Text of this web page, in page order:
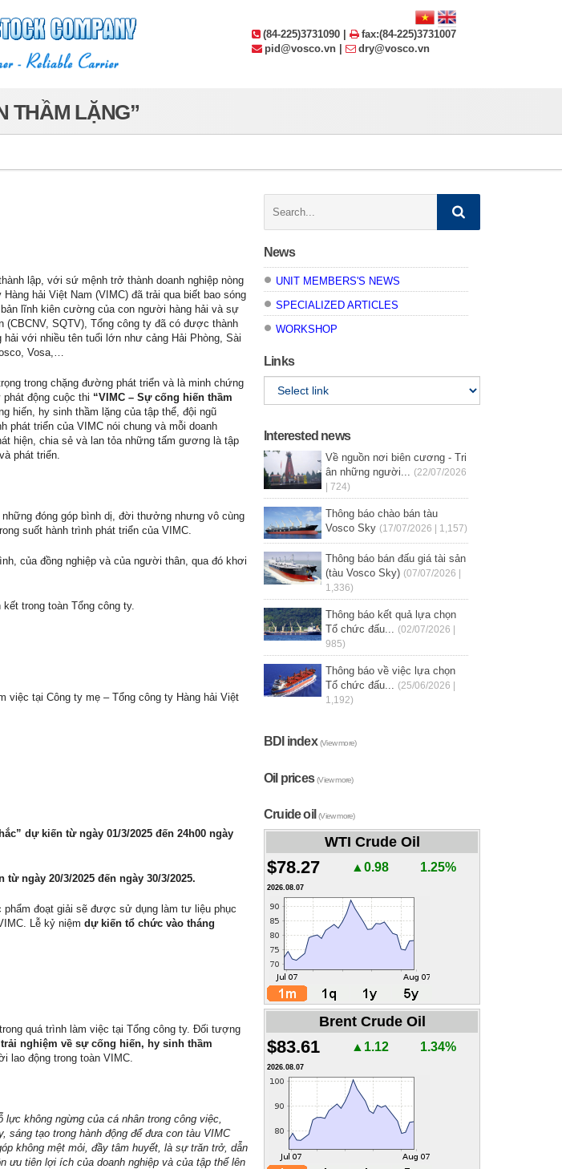
(84-225)3731090 |
fax:(84-225)3731007
pid@vosco.vn |
dry@vosco.vn
THẦM LẶNG”
lập, với sứ mệnh trở thành doanh nghiệp nòng
hải Việt Nam (VIMC) đã trải qua biết bao sóng
lĩnh kiên cường của con người hàng hải và sự
(CBCNV, SQTV), Tổng công ty đã có được thành
với nhiều tên tuổi lớn như cảng Hải Phòng, Sài
Vosa,…
trong chặng đường phát triển và là minh chứng
động cuộc thi “VIMC – Sự cống hiến thầm
hiến, hy sinh thầm lặng của tập thể, đội ngũ
phát triển của VIMC nói chung và mỗi doanh
hiện, chia sẻ và lan tỏa những tấm gương là tập
phát triển.
đóng góp bình dị, đời thưởng nhưng vô cùng
suốt hành trình phát triển của VIMC.
của đồng nghiệp và của người thân, qua đó khơi
trong toàn Tổng công ty.
việc tại Công ty mẹ – Tổng công ty Hàng hải Việt
dự kiến từ ngày 01/3/2025 đến 24h00 ngày
từ ngày 20/3/2025 đến ngày 30/3/2025.
đoạt giải sẽ được sử dụng làm tư liệu phục
Lễ kỷ niệm dự kiến tổ chức vào tháng
quá trình làm việc tại Tổng công ty. Đối tượng
nghiệm về sự cống hiến, hy sinh thầm
lao động trong toàn VIMC.
lực không ngừng của cá nhân trong công việc,
sáng tạo trong hành động để đưa con tàu VIMC
không mệt mỏi, đầy tâm huyết, là sự trăn trở, dẫn
ưu tiên lợi ích của doanh nghiệp và của tập thể lên
News
UNIT MEMBERS'S NEWS
SPECIALIZED ARTICLES
WORKSHOP
Links
Interested news
Về nguồn nơi biên cương - Tri
ân những người... (22/07/2026
| 724)
Thông báo chào bán tàu
Vosco Sky (17/07/2026 | 1,157)
Thông báo bán đấu giá tài sản
(tàu Vosco Sky) (07/07/2026 |
1,336)
Thông báo kết quả lựa chọn
Tổ chức đấu... (02/07/2026 |
985)
Thông báo về việc lựa chọn
Tổ chức đấu... (25/06/2026 |
1,192)
BDI index(View more)
Oil prices(View more)
Cruide oil(View more)
WTI Crude Oil
$78.27 ▲0.98 1.25%
2026.08.07
Brent Crude Oil
$83.61 ▲1.12 1.34%
2026.08.07